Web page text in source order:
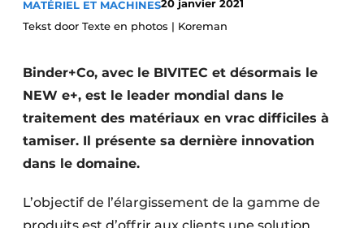
Construction bois
Contrôle d’accès
Éclairage
MATÉRIEL ET MACHINES20 janvier 2021
Tekst door Texte en photos | Koreman
Binder+Co, avec le BIVITEC et désormais le
NEW e+, est le leader mondial dans le
traitement des matériaux en vrac difficiles à
tamiser. Il présente sa dernière innovation
dans le domaine.
L’objectif de l’élargissement de la gamme de